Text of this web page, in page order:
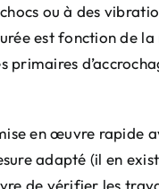
ou à des
est fonction de
en œuvre rapide
adapté (il en
de vérifier les